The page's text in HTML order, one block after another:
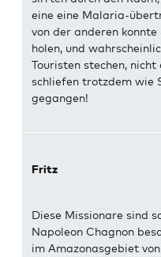
eine eine Malaria-
von der anderen
holen, und
Touristen stechen,
schliefen trotzdem wie
gegangen!
Fritz
Diese Missionare sind
Napoleon Chagnon
im Amazonasgebiet